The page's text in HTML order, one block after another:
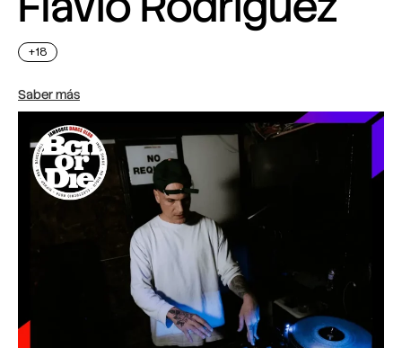
+18
Saber más